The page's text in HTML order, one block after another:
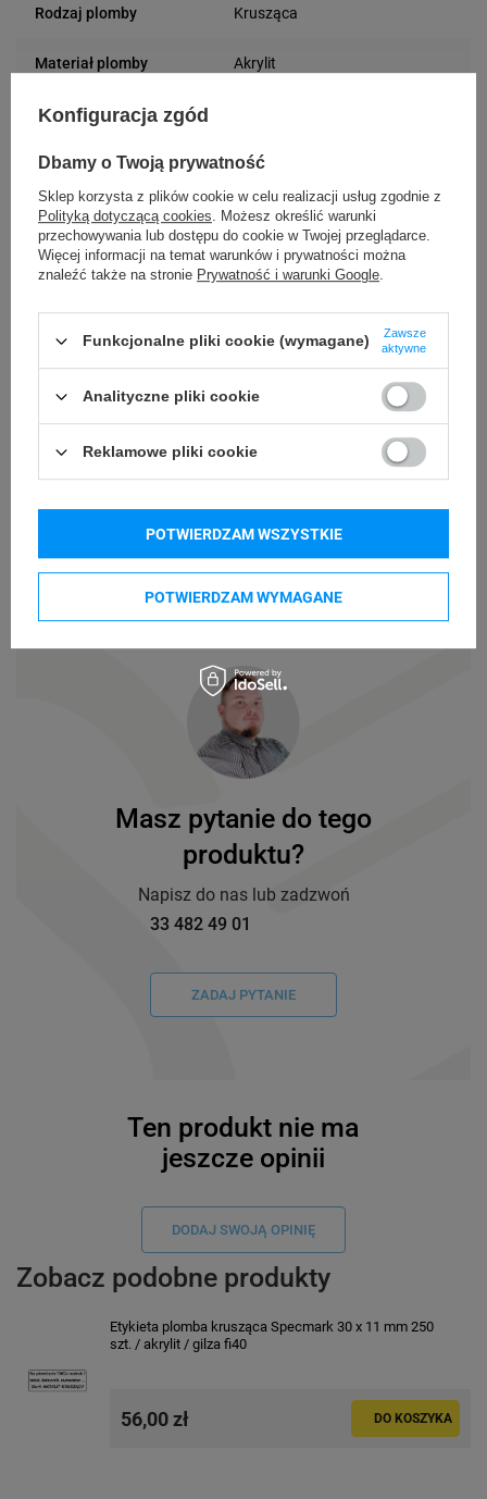
Rodzaj plomby Krusząca
Materiał plomby Akrylit
Usuwanie/odklejanie
Gwarancja 24 miesiące
Podmiot
odpowiedzialny
Specmark
Bielska 210
e-mail: gspr@ptmb.pl
Specmark
43-400 Cieszyn (Polska)
telefon: 730811399
e-mail: gspr@ptmb.pl
Kompatybilne urządzenia
Drukarki Zebra
oraz do innych drukarek termotransferowych
Masz pytanie do tego
produktu?
Napisz do nas lub zadzwoń
33 482 49 01
ZADAJ PYTANIE
Ten produkt nie ma
jeszcze opinii
DODAJ SWOJĄ OPINIĘ
Zobacz podobne produkty
Etykieta plomba krusząca Specmark 30 x 11 mm 250
szt. / akrylit / gilza fi40
56,00 zł DO KOSZYKA
Konfiguracja zgód
Dbamy o Twoją prywatność
Sklep korzysta z plików cookie w celu realizacji usług zgodnie z
Polityką dotyczącą cookies. Możesz określić warunki
przechowywania lub dostępu do cookie w Twojej przeglądarce.
Więcej informacji na temat warunków i prywatności można
znaleźć także na stronie Prywatność i warunki Google.
Funkcjonalne pliki cookie (wymagane)
Zawsze
aktywne
Analityczne pliki cookie
Reklamowe pliki cookie
POTWIERDZAM WYMAGANE
POTWIERDZAM WSZYSTKIE